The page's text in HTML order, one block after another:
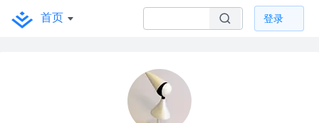
首页 登录